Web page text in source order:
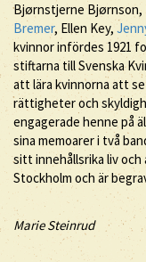
Bjørnstjerne Bjørnson,
Bremer, Ellen Key,
kvinnor infördes 1921
stiftarna till Svenska
att lära kvinnorna att
rättigheter och
engagerade henne på
sina memoarer i två
sitt innehållsrika liv och
Stockholm och är
Marie Steinrud